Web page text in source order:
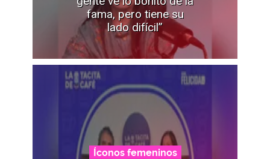
fama, pero tiene su
lado difícil”
Íconos femeninos